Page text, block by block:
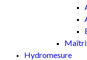
Hydromesure